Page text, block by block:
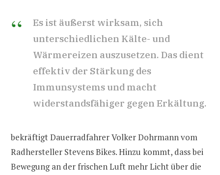
Es ist äußerst wirksam, sich
unterschiedlichen Kälte- und
Wärmereizen auszusetzen. Das dient
effektiv der Stärkung des
Immunsystems und macht
widerstandsfähiger gegen Erkältung.
bekräftigt Dauerradfahrer Volker Dohrmann vom
Radhersteller Stevens Bikes. Hinzu kommt, dass bei
Bewegung an der frischen Luft mehr Licht über die